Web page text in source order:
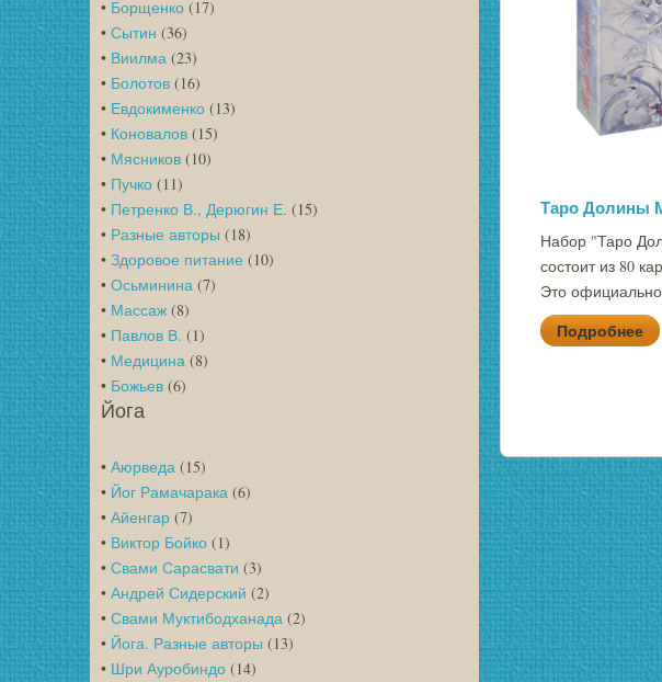
• Борщенко (17)
• Сытин (36)
• Виилма (23)
• Болотов (16)
• Евдокименко (13)
• Коновалов (15)
• Мясников (10)
• Пучко (11)
• Петренко В., Дерюгин Е. (15)
• Разные авторы (18)
• Здоровое питание (10)
• Осьминина (7)
• Массаж (8)
• Павлов В. (1)
• Медицина (8)
• Божьев (6)
Йога
• Аюрведа (15)
• Йог Рамачарака (6)
• Айенгар (7)
• Виктор Бойко (1)
• Свами Сарасвати (3)
• Андрей Сидерский (2)
• Свами Муктибодханада (2)
• Йога. Разные авторы (13)
• Шри Ауробиндо (14)
Таро Долины
Набор "Таро
состоит из 80
Это
Подробнее